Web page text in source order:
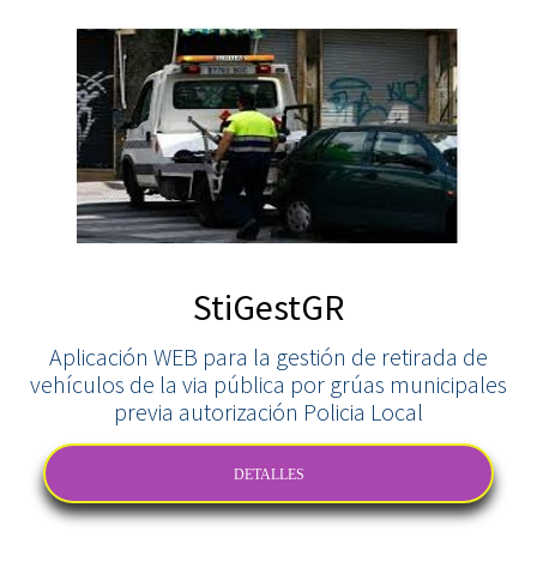
StiGestGR
Aplicación WEB para la gestión de retirada de
vehículos de la via pública por grúas municipales
previa autorización Policia Local
DETALLES